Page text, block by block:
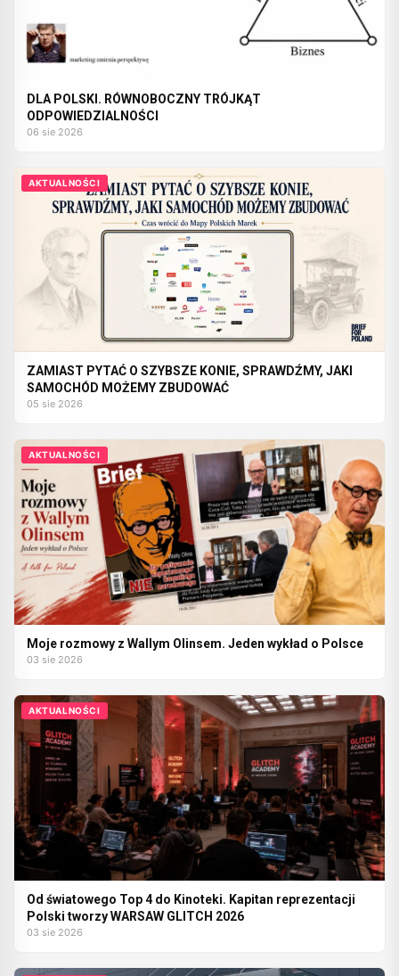
DLA POLSKI. RÓWNOBOCZNY TRÓJKĄT
ODPOWIEDZIALNOŚCI
06 sie 2026
AKTUALNOŚCI
ZAMIAST PYTAĆ O SZYBSZE KONIE, SPRAWDŹMY, JAKI
SAMOCHÓD MOŻEMY ZBUDOWAĆ
05 sie 2026
AKTUALNOŚCI
Moje rozmowy z Wallym Olinsem. Jeden wykład o Polsce
03 sie 2026
AKTUALNOŚCI
Od światowego Top 4 do Kinoteki. Kapitan reprezentacji
Polski tworzy WARSAW GLITCH 2026
03 sie 2026